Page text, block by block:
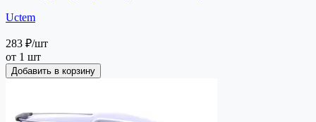
Uctem
283 ₽/шт
от 1 шт
Добавить в корзину